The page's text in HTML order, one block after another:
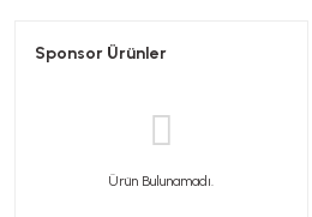
Sponsor Ürünler
Ürün Bulunamadı.